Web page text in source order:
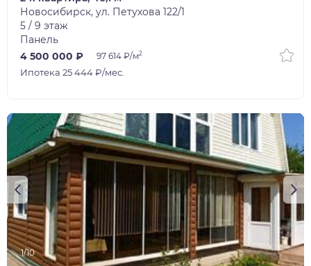
Новосибирск, ул. Петухова 122/1
5 / 9 этаж
Панель
4 500 000 ₽
97 614 ₽/м2
Ипотека 25 444 ₽/мес.
1/10